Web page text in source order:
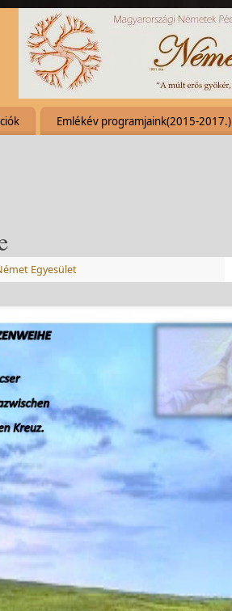
Emlékév programjaink(2015-2017.)
Egyesület